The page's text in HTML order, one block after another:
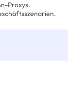
Proxys.